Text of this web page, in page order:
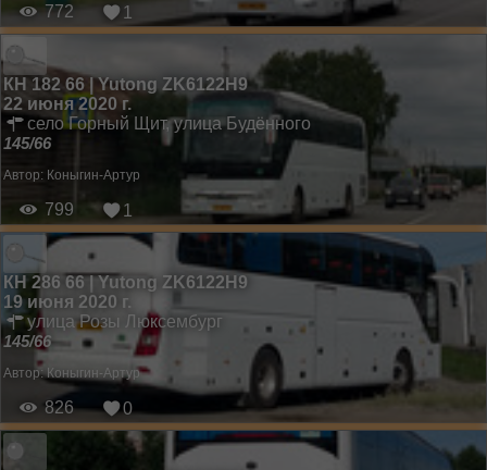
772 1
КН 182 66 | Yutong ZK6122H9
22 июня 2020 г.
село Горный Щит, улица Будённого
145/66
Автор: Коныгин-Артур
799 1
КН 286 66 | Yutong ZK6122H9
19 июня 2020 г.
улица Розы Люксембург
145/66
Автор:Коныгин-Артур
826 0